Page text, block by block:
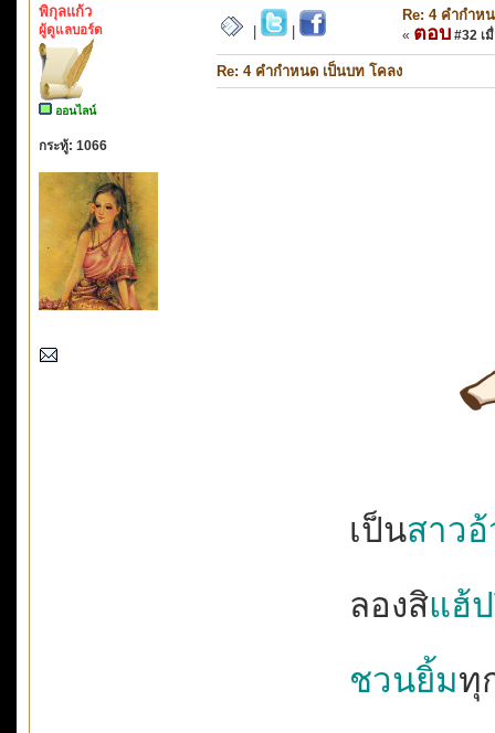
พิกุลแก้ว
ผู้ดูแลบอร์ด
ออนไลน์
กระทู้: 1066
Re: 4 คำกำห
« ตอบ #32 เ
Re: 4 คำกำหนด เป็นบท โคลง
เป็นสาว
ลองสิแฮ้
ชวนยิ้มทุ